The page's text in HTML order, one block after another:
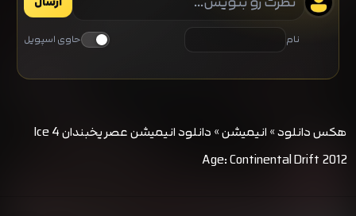
نام حاوی اسپویل
هکس دانلود»انیمیشن»
دانلود انیمیشن عصر یخبندان 4 Ice
Age: Continental Drift 2012